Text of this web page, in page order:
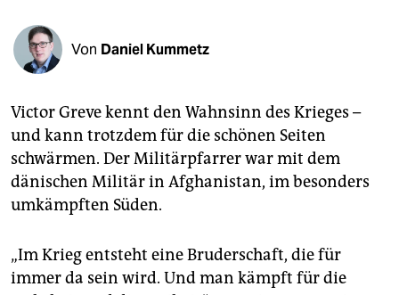
shop
fragen & hilfe
unterstützen
abo
genossenschaft
Von Daniel Kummetz
Victor Greve kennt den Wahnsinn des Krieges –
und kann trotzdem für die schönen Seiten
schwärmen. Der Militärpfarrer war mit dem
dänischen Militär in Afghanistan, im besonders
umkämpften Süden.
„Im Krieg entsteht eine Bruderschaft, die für
immer da sein wird. Und man kämpft für die